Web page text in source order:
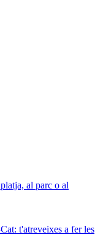
al parc o al
t'atreveixes a fer les